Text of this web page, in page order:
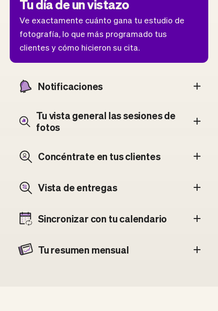
Tu día de un vistazo
Ve exactamente cuánto gana tu estudio de
fotografía, lo que más programado tus
clientes y cómo hicieron su cita.
Notificaciones
Tu vista general las sesiones de
fotos
Concéntrate en tus clientes
Vista de entregas
Sincronizar con tu calendario
Tu resumen mensual